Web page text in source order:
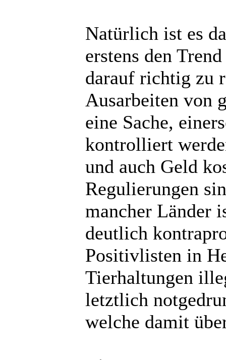
Natürlich ist es
erstens den
darauf richtig zu
Ausarbeiten von
eine Sache,
kontrolliert
und auch Geld
Regulierungen
mancher Länder
deutlich
Positivlisten in
Tierhaltungen
letztlich
welche damit